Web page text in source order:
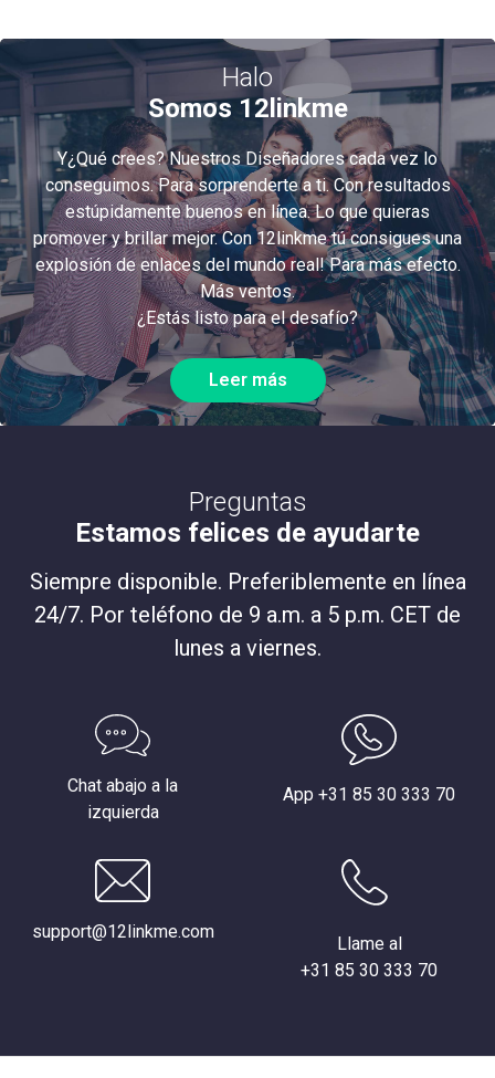
Halo
Somos 12linkme
Y¿Qué crees? Nuestros Diseñadores cada vez lo
conseguimos. Para sorprenderte a ti. Con resultados
estúpidamente buenos en línea. Lo que quieras
promover y brillar mejor. Con 12linkme tú consigues una
explosión de enlaces del mundo real! Para más efecto.
Más ventos.
¿Estás listo para el desafío?
Leer más
Preguntas
Estamos felices de ayudarte
Siempre disponible. Preferiblemente en línea
24/7. Por teléfono de 9 a.m. a 5 p.m. CET de
lunes a viernes.
Chat abajo a la
izquierda
App +31 85 30 333 70
support@12linkme.com
Llame al
+31 85 30 333 70